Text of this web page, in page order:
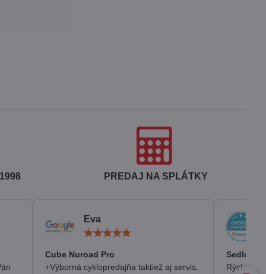
PREDAJ NA SPLÁTKY
Eva
Cube Nuroad Pro
+Výborná cyklopredajňa taktiež aj servis.
Sedlo
Rýchlosť,